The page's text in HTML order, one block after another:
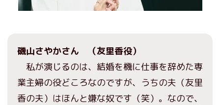
磯山さやかさん （友里香役）
私が演じるのは、結婚を機に仕事を辞めた専
業主婦の役どころなのですが、うちの夫（友里
香の夫）はほんと嫌な奴です（笑）。なので、